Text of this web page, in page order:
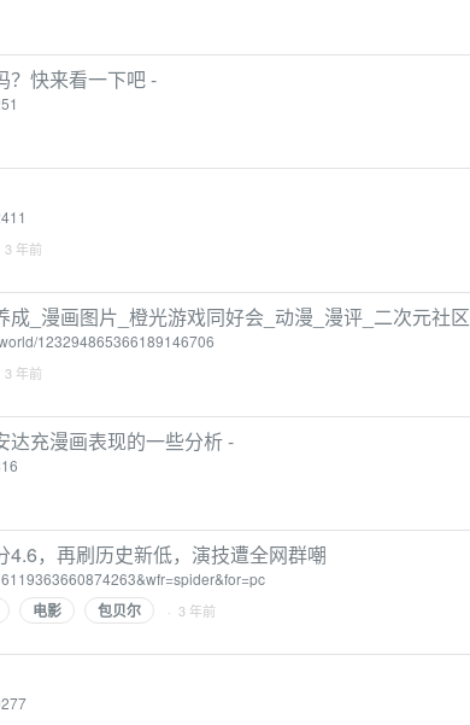
？快来看一下吧 -
3 年前
成_漫画图片_橙光游戏同好会_动漫_漫评_二次元社区
123294865366189146706
3 年前
充漫画表现的一些分析 -
，再刷历史新低，演技遭全网群嘲
电影 包贝尔 · 3 年前